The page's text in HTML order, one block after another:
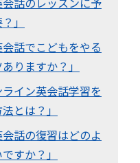
」
会話でこどもをやる
りますか？」
ライン英会話学習を
とは？」
会話の復習はどのよ
すか？」